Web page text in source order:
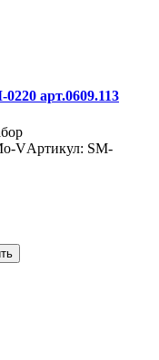
арт.0609.113
VАртикул: SM-